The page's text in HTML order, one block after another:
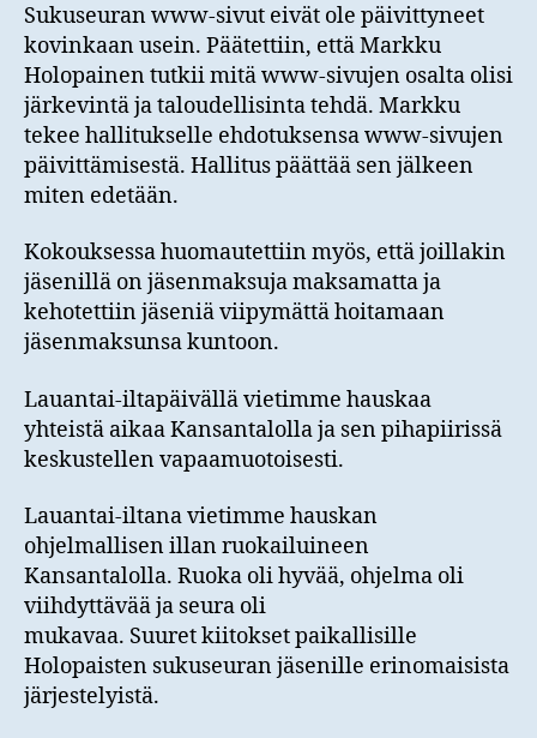
Sukuseuran www-sivut eivät ole päivittyneet
kovinkaan usein. Päätettiin, että Markku
Holopainen tutkii mitä www-sivujen osalta olisi
järkevintä ja taloudellisinta tehdä. Markku
tekee hallitukselle ehdotuksensa www-sivujen
päivittämisestä. Hallitus päättää sen jälkeen
miten edetään.
Kokouksessa huomautettiin myös, että joillakin
jäsenillä on jäsenmaksuja maksamatta ja
kehotettiin jäseniä viipymättä hoitamaan
jäsenmaksunsa kuntoon.
Lauantai-iltapäivällä vietimme hauskaa
yhteistä aikaa Kansantalolla ja sen pihapiirissä
keskustellen vapaamuotoisesti.
Lauantai-iltana vietimme hauskan
ohjelmallisen illan ruokailuineen
Kansantalolla. Ruoka oli hyvää, ohjelma oli
viihdyttävää ja seura oli
mukavaa. Suuret kiitokset paikallisille
Holopaisten sukuseuran jäsenille erinomaisista
järjestelyistä.